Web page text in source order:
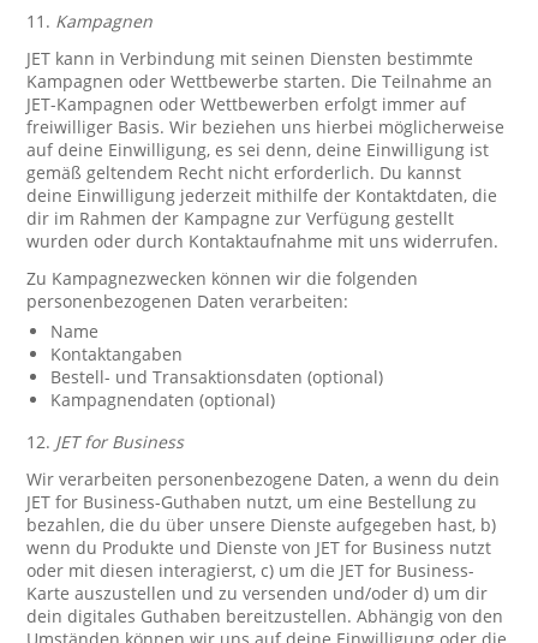
11. Kampagnen
JET kann in Verbindung mit seinen Diensten bestimmte
Kampagnen oder Wettbewerbe starten. Die Teilnahme an
JET-Kampagnen oder Wettbewerben erfolgt immer auf
freiwilliger Basis. Wir beziehen uns hierbei möglicherweise
auf deine Einwilligung, es sei denn, deine Einwilligung ist
gemäß geltendem Recht nicht erforderlich. Du kannst
deine Einwilligung jederzeit mithilfe der Kontaktdaten, die
dir im Rahmen der Kampagne zur Verfügung gestellt
wurden oder durch Kontaktaufnahme mit uns widerrufen.
Zu Kampagnezwecken können wir die folgenden
personenbezogenen Daten verarbeiten:
Name
Kontaktangaben
Bestell- und Transaktionsdaten (optional)
Kampagnendaten (optional)
12. JET for Business
Wir verarbeiten personenbezogene Daten, a wenn du dein
JET for Business-Guthaben nutzt, um eine Bestellung zu
bezahlen, die du über unsere Dienste aufgegeben hast, b)
wenn du Produkte und Dienste von JET for Business nutzt
oder mit diesen interagierst, c) um die JET for Business-
Karte auszustellen und zu versenden und/oder d) um dir
dein digitales Guthaben bereitzustellen. Abhängig von den